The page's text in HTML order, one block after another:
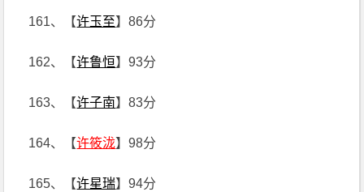
161、【许玉至】86分
162、【许鲁恒】93分
163、【许子南】83分
164、【许筱泷】98分
165、【许星瑞】94分